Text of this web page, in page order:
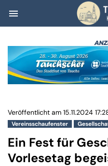
menu
Vereinsschaufenster
Veröffentlicht am 15.11.2024
Ein Fest für
Vorlesetag